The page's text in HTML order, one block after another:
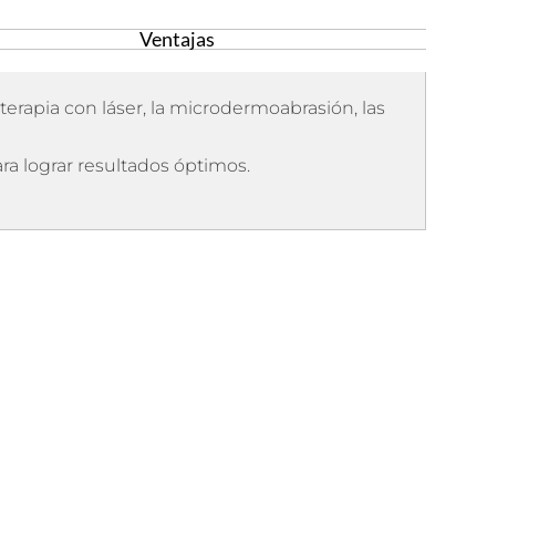
Ventajas
con láser, la microdermoabrasión, las
lograr resultados óptimos.